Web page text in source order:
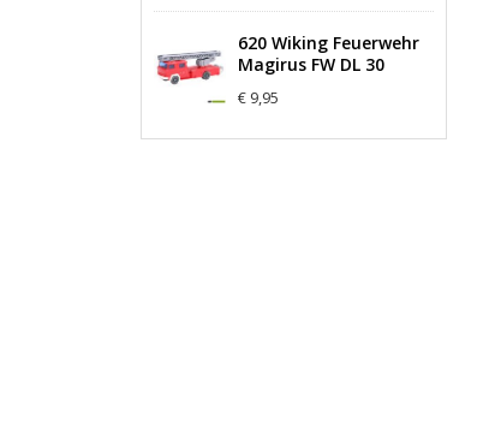
620 Wiking Feuerwehr
Magirus FW DL 30
€ 9,95